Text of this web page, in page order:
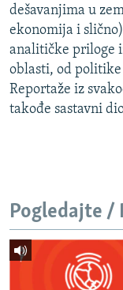
POST SCRIPTUM
MOJA EVROPA
TRI DECENIJE OD
SVE KARTE DEJTONA
dešavanjima u
ekonomija i
analitičke priloge
oblasti, od
Reportaže iz
takođe sastavni
Pogledajte /